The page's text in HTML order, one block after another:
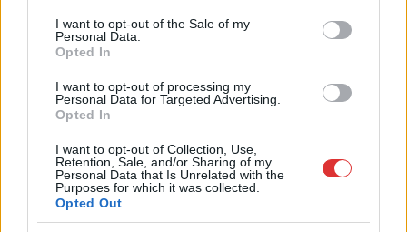
consent section.
I want to opt-out of the Sale of my
Personal Data.
Opted In
I want to opt-out of processing my
Personal Data for Targeted Advertising.
Opted In
I want to opt-out of Collection, Use,
Retention, Sale, and/or Sharing of my
Personal Data that Is Unrelated with the
Purposes for which it was collected.
Opted Out
Hírlevél feliratkozás
Adja meg keresztnevét:
meg e-mail címét:
Megismertem és elfogadom aGDPR-szabályzat ot
Nem szeretne lemaradni semmiről? Csak egy kattintás, és hírlevelünk a
legfrissebb információkkal és exkluzív tartalmakkal hétről hétre
postaládájába érkezik!